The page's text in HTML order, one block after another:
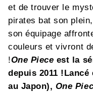
et de trouver le
pirates bat son
son équipage
couleurs et vivront
!One Piece est la
depuis 2011 ! Lancé
au Japon), One